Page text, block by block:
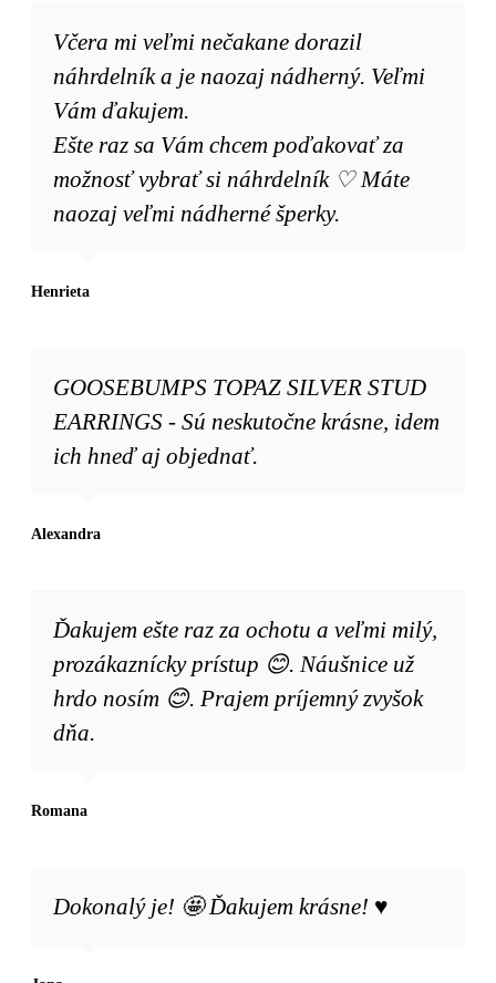
Včera mi veľmi nečakane dorazil
náhrdelník a je naozaj nádherný. Veľmi
Vám ďakujem.
Ešte raz sa Vám chcem poďakovať za
možnosť vybrať si náhrdelník ♡ Máte
naozaj veľmi nádherné šperky.
Henrieta
GOOSEBUMPS TOPAZ SILVER STUD
EARRINGS - Sú neskutočne krásne, idem
ich hneď aj objednať.
Alexandra
Ďakujem ešte raz za ochotu a veľmi milý,
prozákaznícky prístup 😊. Náušnice už
hrdo nosím 😊. Prajem príjemný zvyšok
dňa.
Romana
Dokonalý je! 🤩 Ďakujem krásne! ♥️